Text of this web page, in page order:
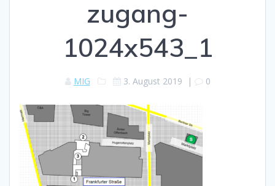
zugang-
1024x543_1
MIG 3. August 2019 | 0